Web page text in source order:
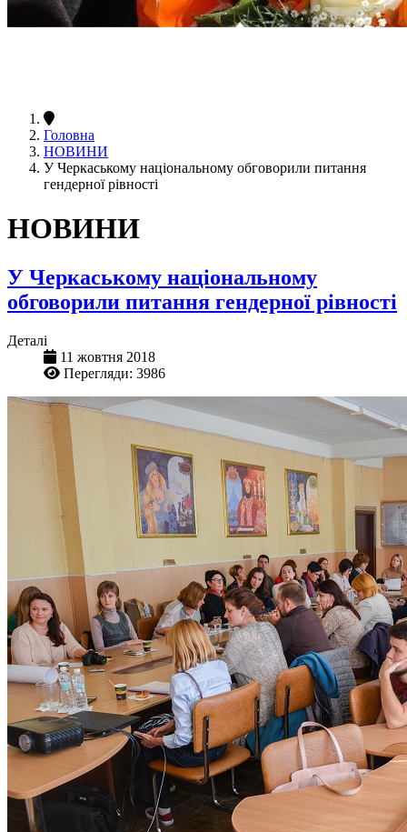
Головна
НОВИНИ
У Черкаському національному обговорили питання
гендерної рівності
НОВИНИ
У Черкаському національному
обговорили питання гендерної рівності
Деталі
11 жовтня 2018
Перегляди: 3986